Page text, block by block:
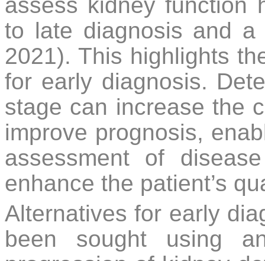
to late diagnosis and
2021). This highlights
for early diagnosis.
stage can increase the
improve prognosis,
assessment of
enhance the patient’s
Alternatives for early
been sought using